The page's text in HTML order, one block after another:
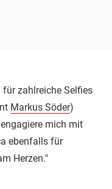
für zahlreiche Selfies
Markus Söder)
mich mit
ebenfalls für
Herzen."